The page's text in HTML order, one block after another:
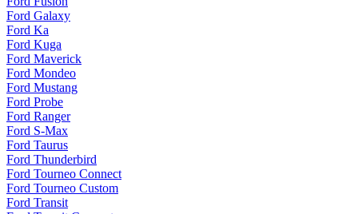
Ford Galaxy
Ford Ka
Ford Kuga
Ford Maverick
Ford Mondeo
Ford Mustang
Ford Probe
Ford Ranger
Ford S-Max
Ford Taurus
Ford Thunderbird
Ford Tourneo Connect
Ford Tourneo Custom
Ford Transit